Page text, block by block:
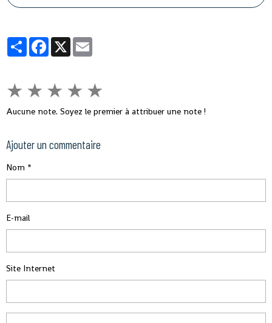
l'opposition a dénoncé une instrumentalisation de la
Alpha Condé.
PartagerFacebook
X
★ ★ ★ ★ ★
Aucune note. Soyez le premier à attribuer une note !
Ajouter un commentaire
Nom
E-mail
Site Internet